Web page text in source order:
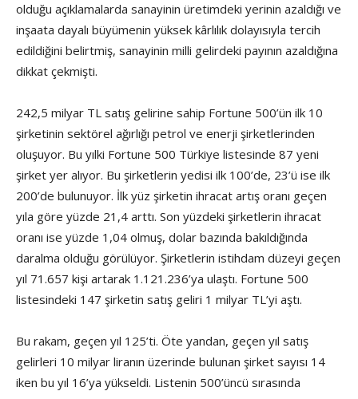
olduğu açıklamalarda sanayinin üretimdeki yerinin azaldığı ve
inşaata dayalı büyümenin yüksek kârlılık dolayısıyla tercih
edildiğini belirtmiş, sanayinin milli gelirdeki payının azaldığına
dikkat çekmişti.
242,5 milyar TL satış gelirine sahip Fortune 500’ün ilk 10
şirketinin sektörel ağırlığı petrol ve enerji şirketlerinden
oluşuyor. Bu yılki Fortune 500 Türkiye listesinde 87 yeni
şirket yer alıyor. Bu şirketlerin yedisi ilk 100’de, 23’ü ise ilk
200’de bulunuyor. İlk yüz şirketin ihracat artış oranı geçen
yıla göre yüzde 21,4 arttı. Son yüzdeki şirketlerin ihracat
oranı ise yüzde 1,04 olmuş, dolar bazında bakıldığında
daralma olduğu görülüyor. Şirketlerin istihdam düzeyi geçen
yıl 71.657 kişi artarak 1.121.236’ya ulaştı. Fortune 500
listesindeki 147 şirketin satış geliri 1 milyar TL’yi aştı.
Bu rakam, geçen yıl 125’ti. Öte yandan, geçen yıl satış
gelirleri 10 milyar liranın üzerinde bulunan şirket sayısı 14
iken bu yıl 16’ya yükseldi. Listenin 500’üncü sırasında